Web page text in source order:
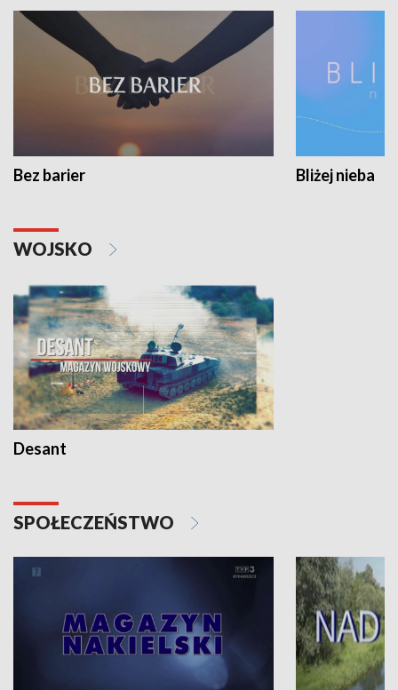
Bez barier Bliżej nieba
WOJSKO
Desant
SPOŁECZEŃSTWO